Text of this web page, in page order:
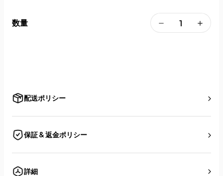
数量
配送ポリシー
保証 & 返金ポリシー
詳細